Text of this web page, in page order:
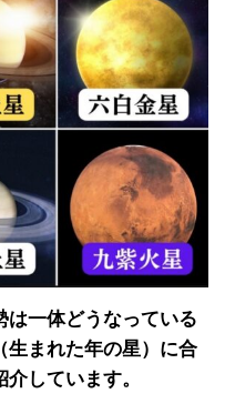
は一体どうなっている
まれた年の星）に合
しています。